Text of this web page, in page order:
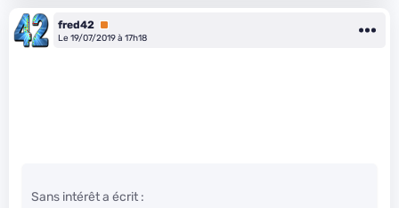
fred42 Premium
Le 19/07/2019 à 17h18
Sans intérêt a écrit :